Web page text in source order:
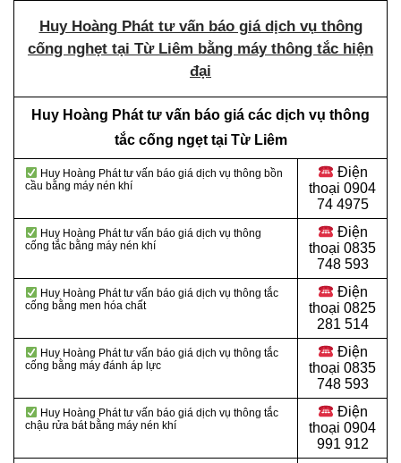
Huy Hoàng Phát tư vấn báo giá dịch vụ thông
cống nghẹt tại Từ Liêm bằng máy thông tắc hiện
đại
Huy Hoàng Phát tư vấn báo giá các dịch vụ thông
tắc cống ngẹt tại Từ Liêm
Huy Hoàng Phát tư vấn báo giá dịch vụ thông bồn
cầu bằng máy nén khí
Điện
thoại 0904
74 4975
Huy Hoàng Phát tư vấn báo giá dịch vụ thông
cống tắc bằng máy nén khí
Điện
thoại 0835
748 593
Huy Hoàng Phát tư vấn báo giá dịch vụ thông tắc
cống bằng men hóa chất
Điện
thoại 0825
281 514
Huy Hoàng Phát tư vấn báo giá dịch vụ thông tắc
cống bằng máy đánh áp lực
Điện
thoại 0835
748 593
Huy Hoàng Phát tư vấn báo giá dịch vụ thông tắc
chậu rửa bát bằng máy nén khí
Điện
thoại 0904
991 912